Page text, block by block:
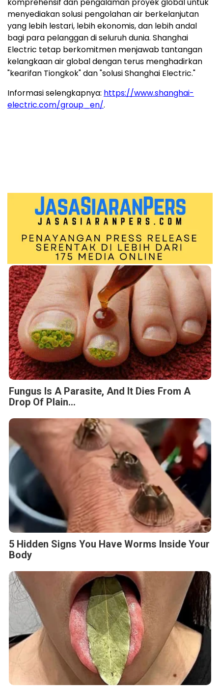
menyediakan solusi pengolahan air berkelanjutan
yang lebih lestari, lebih ekonomis, dan lebih andal
bagi para pelanggan di seluruh dunia. Shanghai
Electric tetap berkomitmen menjawab tantangan
kelangkaan air global dengan terus menghadirkan
"kearifan Tiongkok" dan "solusi Shanghai Electric."
Informasi selengkapnya: https://www.shanghai-
electric.com/group_en/.
Fungus Is A Parasite, And It Dies From A
Drop Of Plain...
5 Hidden Signs You Have Worms Inside Your
Body